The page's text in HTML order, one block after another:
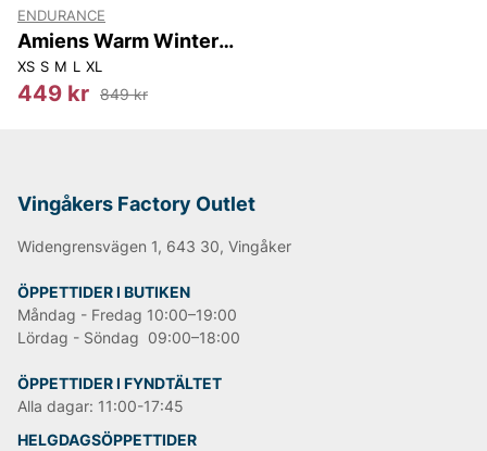
ENDURANCE
Amiens Warm Winter
Gloves
XS S M L XL
449 kr 849 kr
Vingåkers Factory Outlet
Widengrensvägen 1, 643 30, Vingåker
ÖPPETTIDER I BUTIKEN
Måndag - Fredag 10:00–19:00
Lördag - Söndag 09:00–18:00
ÖPPETTIDER I FYNDTÄLTET
Alla dagar: 11:00-17:45
HELGDAGSÖPPETTIDER